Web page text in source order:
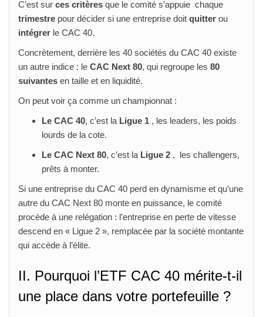
C’est sur ces critères que le comité s’appuie chaque
trimestre pour décider si une entreprise doit quitter ou
intégrer le CAC 40.
Concrètement, derrière les 40 sociétés du CAC 40 existe
un autre indice : le CAC Next 80, qui regroupe les 80
suivantes en taille et en liquidité.
On peut voir ça comme un championnat :
Le CAC 40, c’est la Ligue 1 , les leaders, les poids
lourds de la cote.
Le CAC Next 80, c’est la Ligue 2 , les challengers,
prêts à monter.
Si une entreprise du CAC 40 perd en dynamisme et qu’une
autre du CAC Next 80 monte en puissance, le comité
procède à une relégation : l’entreprise en perte de vitesse
descend en « Ligue 2 », remplacée par la société montante
qui accède à l’élite.
II. Pourquoi l’ETF CAC 40 mérite‑t‑il
une place dans votre portefeuille ?